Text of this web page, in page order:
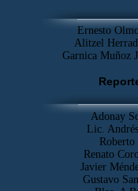
Ernesto
Alitzel
Garnica Muñoz
Adonay
Lic.
Roberto
Renato
Javier
Gustavo